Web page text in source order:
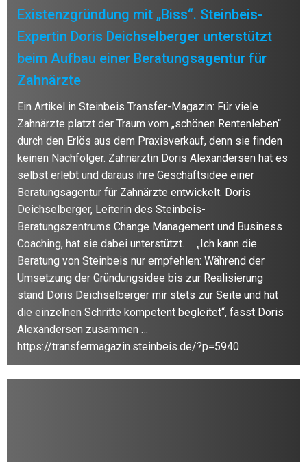
Existenzgründung mit „Biss“. Steinbeis-
Expertin Doris Deichselberger unterstützt
beim Aufbau einer Beratungsagentur für
Zahnärzte
Ein Artikel in Steinbeis Transfer-Magazin: Für viele
Zahnärzte platzt der Traum vom „schönen Rentenleben“
durch den Erlös aus dem Praxisverkauf, denn sie finden
keinen Nachfolger. Zahnärztin Doris Alexandersen hat es
selbst erlebt und daraus ihre Geschäftsidee einer
Beratungsagentur für Zahnärzte entwickelt. Doris
Deichselberger, Leiterin des Steinbeis-
Beratungszentrums Change Management und Business
Coaching, hat sie dabei unterstützt. … „Ich kann die
Beratung von Steinbeis nur empfehlen: Während der
Umsetzung der Gründungsidee bis zur Realisierung
stand Doris Deichselberger mir stets zur Seite und hat
die einzelnen Schritte kompetent begleitet“, fasst Doris
Alexandersen zusammen …
https://transfermagazin.steinbeis.de/?p=5940